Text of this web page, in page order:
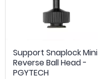
Support Snaplock Mini
Reverse Ball Head -
PGYTECH